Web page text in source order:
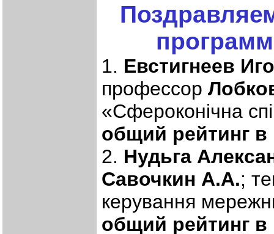
1. Евстигнеев
профессор
«Сфероконічна
общий рейтинг
2. Нудьга
Савочкин А.А.;
керування
общий рейтинг